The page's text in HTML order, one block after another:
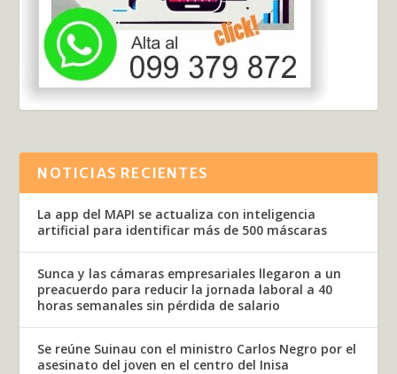
NOTICIAS RECIENTES
La app del MAPI se actualiza con inteligencia
artificial para identificar más de 500 máscaras
Sunca y las cámaras empresariales llegaron a un
preacuerdo para reducir la jornada laboral a 40
horas semanales sin pérdida de salario
Se reúne Suinau con el ministro Carlos Negro por el
asesinato del joven en el centro del Inisa